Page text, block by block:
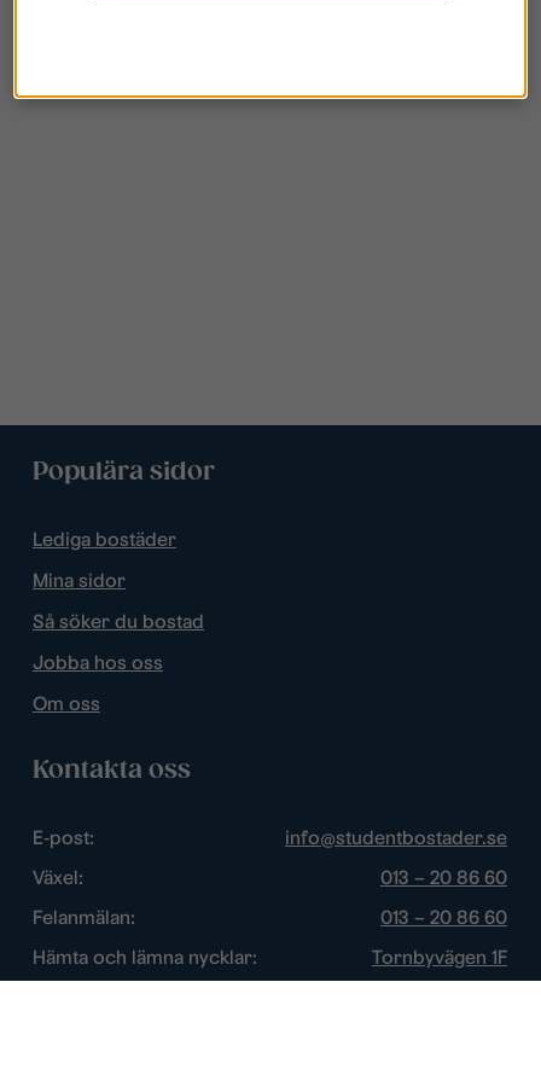
Populära sidor
Lediga bostäder
Mina sidor
Så söker du bostad
Jobba hos oss
Om oss
Kontakta oss
E-post:
info@studentbostader.se
Växel:
013 – 20 86 60
Felanmälan:
013 – 20 86 60
Hämta och lämna nycklar:
Tornbyvägen 1F